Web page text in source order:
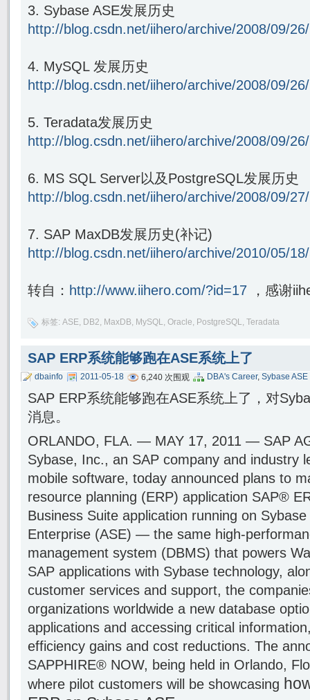
3. Sybase ASE发展历史
http://blog.csdn.net/iihero/archive/2008/09/
4. MySQL 发展历史
http://blog.csdn.net/iihero/archive/2008/09/
5. Teradata发展历史
http://blog.csdn.net/iihero/archive/2008/09/
6. MS SQL Server以及PostgreSQL发展历史
http://blog.csdn.net/iihero/archive/2008/09/
7. SAP MaxDB发展历史(补记)
http://blog.csdn.net/iihero/archive/2010/05/
转自： http://www.iihero.com/?id=17 ，感谢
标签: ASE, DB2, MaxDB, MySQL, Oracle, PostgreSQL, Teradata
SAP ERP系统能够跑在ASE系统上了
dbainfo 2011-05-18 6,240 次围观 DBA's Career, Sybase ASE
SAP ERP系统能够跑在ASE系统上了，对
消息。
ORLANDO, FLA. — MAY 17, 2011 — SAP
Sybase, Inc., an SAP company and industry
mobile software, today announced plans to
resource planning (ERP) application SAP®
Business Suite application running on
Enterprise (ASE) — the same high-
management system (DBMS) that powers
SAP applications with Sybase technology,
customer services and support, the
organizations worldwide a new database
applications and accessing critical
efficiency gains and cost reductions. The
SAPPHIRE® NOW, being held in Orlando,
where pilot customers will be showcasing